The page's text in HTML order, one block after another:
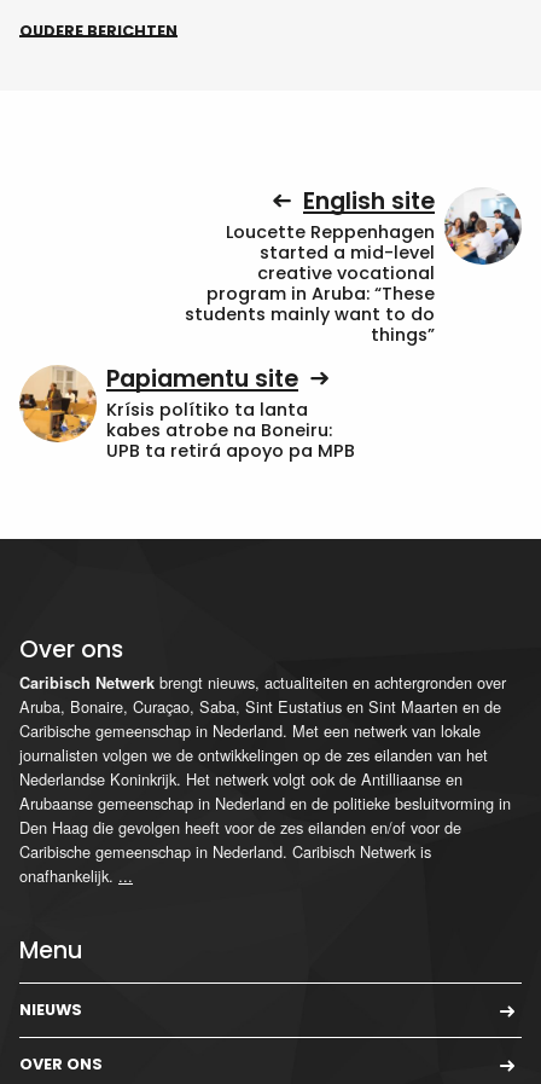
OUDERE BERICHTEN
English site
Loucette Reppenhagen
started a mid-level
creative vocational
program in Aruba: “These
students mainly want to do
things”
Papiamentu site
Krísis polítiko ta lanta
kabes atrobe na Boneiru:
UPB ta retirá apoyo pa MPB
Over ons
Caribisch Netwerk brengt nieuws, actualiteiten en achtergronden over
Aruba, Bonaire, Curaçao, Saba, Sint Eustatius en Sint Maarten en de
Caribische gemeenschap in Nederland. Met een netwerk van lokale
journalisten volgen we de ontwikkelingen op de zes eilanden van het
Nederlandse Koninkrijk. Het netwerk volgt ook de Antilliaanse en
Arubaanse gemeenschap in Nederland en de politieke besluitvorming in
Den Haag die gevolgen heeft voor de zes eilanden en/of voor de
Caribische gemeenschap in Nederland. Caribisch Netwerk is
onafhankelijk. ...
Menu
NIEUWS
OVER ONS